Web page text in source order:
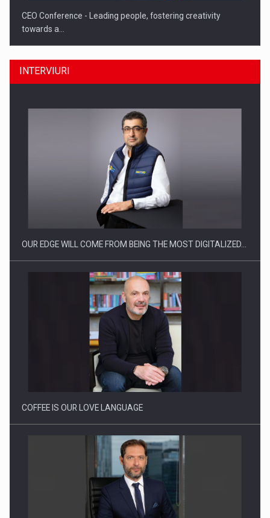
CEO Conference - Leading people, fostering creativity
towards a…
CEO Conference - Shaping The Future - Technology and…
Webinar - Business Evolution-RETHINK STRATEGY-Finantare
Investitii Digitalizare
INTERVIURI
OUR EDGE WILL COME FROM BEING THE MOST DIGITALIZED…
COFFEE IS OUR LOVE LANGUAGE